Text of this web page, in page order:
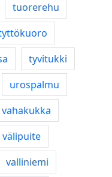
tuorerehu
tyvitukki
urospalmu
vahakukka
välipuite
valliniemi